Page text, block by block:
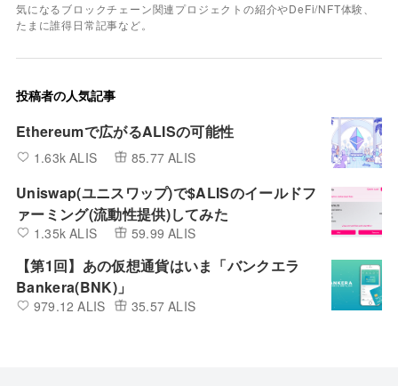
気になるブロックチェーン関連プロジェクトの紹介やDeFi/NFT体験、
たまに誰得日常記事など。
投稿者の人気記事
Ethereumで広がるALISの可能性
1.63k ALIS 85.77 ALIS
Uniswap(ユニスワップ)で$ALISのイールドフ
ァーミング(流動性提供)してみた
1.35k ALIS 59.99 ALIS
【第1回】あの仮想通貨はいま「バンクエラ
Bankera(BNK)」
979.12 ALIS 35.57 ALIS